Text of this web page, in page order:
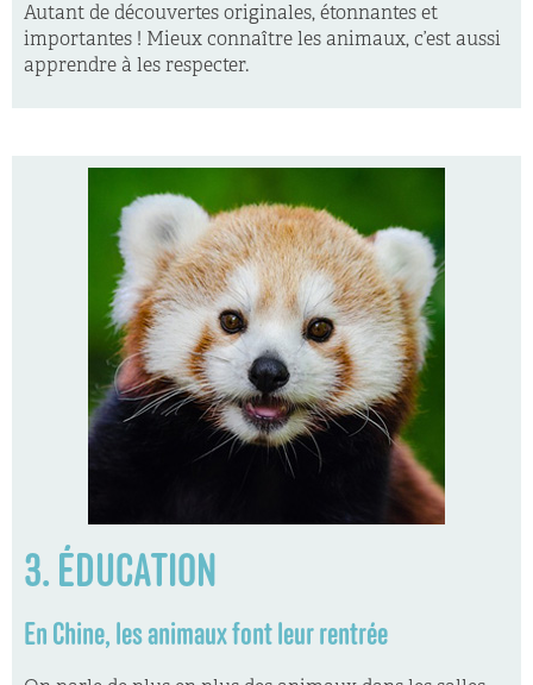
Autant de découvertes originales, étonnantes et
importantes ! Mieux connaître les animaux, c’est aussi
apprendre à les respecter.
3. ÉDUCATION
En Chine, les animaux font leur rentrée